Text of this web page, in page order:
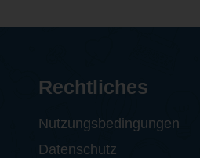
Rechtliches
Nutzungsbedingungen
Datenschutz